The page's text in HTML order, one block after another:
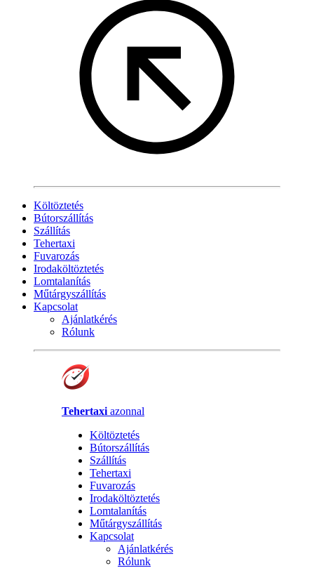
Költöztetés
Bútorszállítás
Szállítás
Tehertaxi
Fuvarozás
Irodaköltöztetés
Lomtalanítás
Műtárgyszállítás
Kapcsolat
Ajánlatkérés
Rólunk
Tehertaxi azonnal
Költöztetés
Bútorszállítás
Szállítás
Tehertaxi
Fuvarozás
Irodaköltöztetés
Lomtalanítás
Műtárgyszállítás
Kapcsolat
Ajánlatkérés
Rólunk